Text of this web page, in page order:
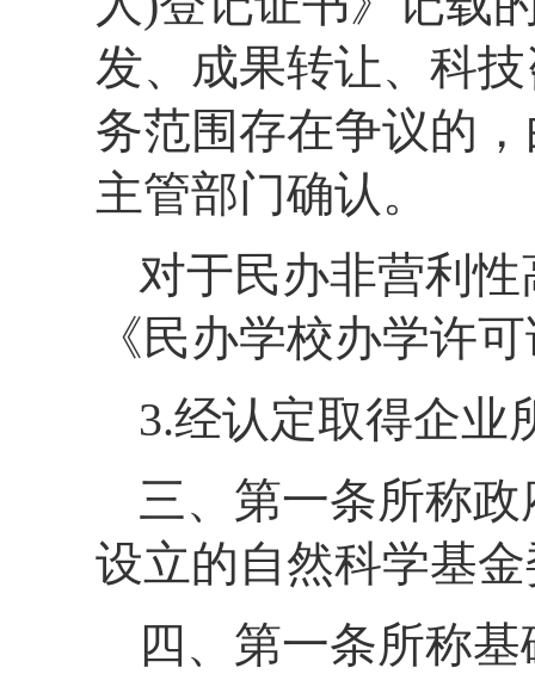
发、成果转让、科
务范围存在争议的
主管部门确认。
对于民办非营利
《民办学校办学许
3.经认定取得企业
三、第一条所称
设立的自然科学基
四、第一条所称